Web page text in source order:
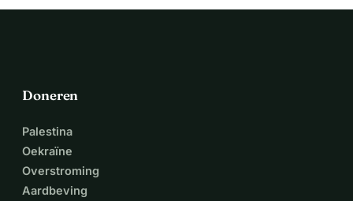
Doneren
Palestina
Oekraïne
Overstroming
Aardbeving